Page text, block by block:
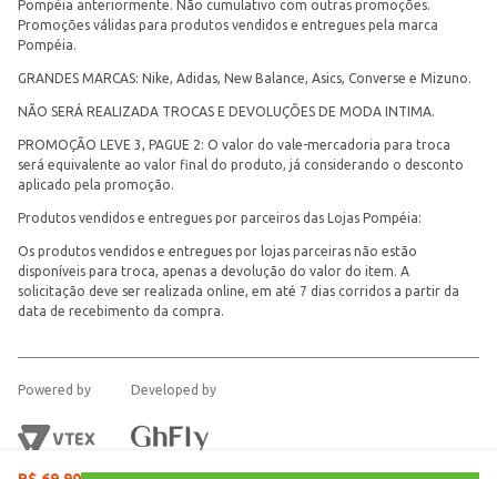
Pompéia anteriormente. Não cumulativo com outras promoções.
Promoções válidas para produtos vendidos e entregues pela marca
Pompéia.
GRANDES MARCAS: Nike, Adidas, New Balance, Asics, Converse e Mizuno.
NÃO SERÁ REALIZADA TROCAS E DEVOLUÇÕES DE MODA INTIMA.
PROMOÇÃO LEVE 3, PAGUE 2: O valor do vale-mercadoria para troca
será equivalente ao valor final do produto, já considerando o desconto
aplicado pela promoção.
Produtos vendidos e entregues por parceiros das Lojas Pompéia:
Os produtos vendidos e entregues por lojas parceiras não estão
disponíveis para troca, apenas a devolução do valor do item. A
solicitação deve ser realizada online, em até 7 dias corridos a partir da
data de recebimento da compra.
Powered by Developed by